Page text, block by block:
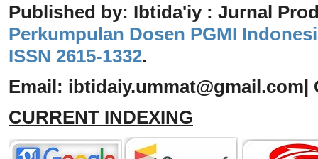
Published by: Ibtida'iy : Jurnal
Perkumpulan Dosen PGMI
ISSN 2615-1332.
Email: ibtidaiy.ummat@gmail.com|
CURRENT INDEXING